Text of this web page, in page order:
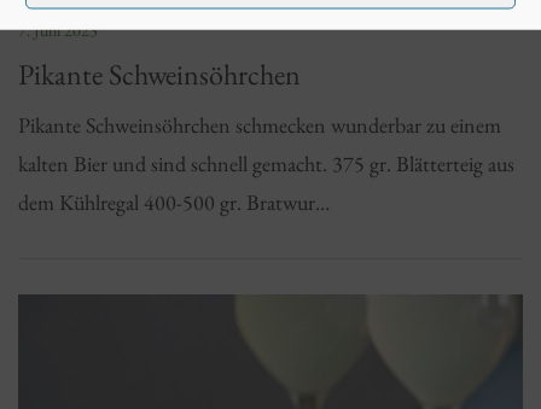
7. Juni 2023
Pikante Schweinsöhrchen
Pikante Schweinsöhrchen schmecken wunderbar zu einem
kalten Bier und sind schnell gemacht. 375 gr. Blätterteig aus
dem Kühlregal 400-500 gr. Bratwur…